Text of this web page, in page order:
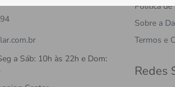
a Sáb: 10h às 22h e Dom:
Política de
Sobre a
Termos e
Redes